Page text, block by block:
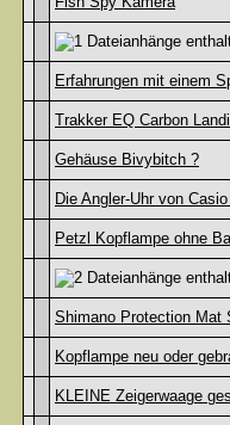
Erfahrungen mit einem
Trakker EQ Carbon
Gehäuse Bivybitch ?
Die Angler-Uhr von
Petzl Kopflampe ohne
Shimano Protection Mat
Kopflampe neu oder
KLEINE Zeigerwaage